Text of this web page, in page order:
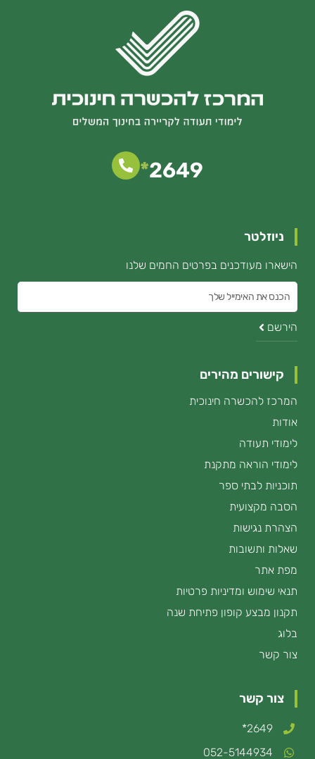
2649
*
קישורים מהירים
המרכז להכשרה חינוכית
אודות
לימודי תעודה
לימודי הוראה מתקנת
תוכניות לבתי ספר
הסבה מקצועית
הצהרת נגישות
שאלות ותשובות
מפת אתר
תנאי שימוש ומדיניות פרטיות
תקנון מבצע קופון פתיחת שנה
בלוג
צור קשר
צור קשר
2649*
052-5144934
ניוזלטר
הישארו מעודכנים בפרטים החמים שלנו
את
האימייל
הירשם